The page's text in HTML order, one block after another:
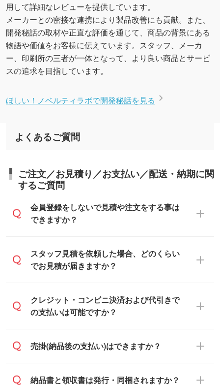
用して詳細なレビューを提供しています。
メーカーとの密接な連携により製品改善にも貢献。また、
開発秘話の取材や正直な評価を通じて、商品の背景にある
物語や価値をお客様に伝えています。スタッフ、メーカ
ー、印刷所の三者が一体となって、より良い商品とサービ
スの追求を目指しています。
ほしい！ノベルティラボで開発秘話を見る
よくあるご質問
ご注文／お見積り／お支払い／配送・納期に関
するご質問
会員登録をしないで見積や注文をする事は
できますか？
可能です。見積・注文フォームにて『ゲス
トのまま進む』ボタンからお進みのうえ、
スタッフ見積を依頼した場合、どのくらい
でお見積が届きますか？
通常、翌営業日までにお送りしておりま
す。混雑状況によっては、お時間をいただ
翌営業日以降のご連絡となります。
クレジット・コンビニ決済および代引きで
の支払いは可能ですか？
銀行振込のみのご対応となります。
売掛(納品後の支払い)はできますか？
基本的には先入金をお願いしております
納品書と領収書は発行・同梱されますか？